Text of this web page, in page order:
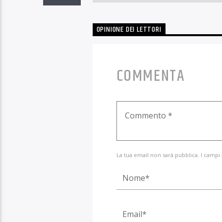
OPINIONE DEI LETTORI
COMMENTA
La tua email non sarà pubblica. I